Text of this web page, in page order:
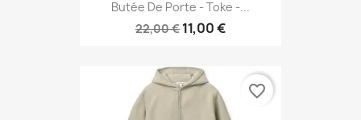
Butée De Porte - Toke -...
22,00 € 11,00 €
favorite_border